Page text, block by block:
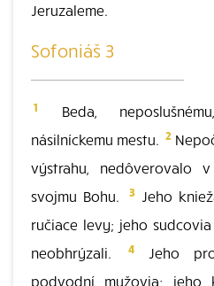
Jeruzaleme.
Sofoniáš 3
1
Beda,
násilníckemu mestu. 2
výstrahu, nedôverovalo
svojmu Bohu.
3Jeho
ručiace levy; jeho
neobhrýzali.
4 Jeho
podvodní mužovia; jeho